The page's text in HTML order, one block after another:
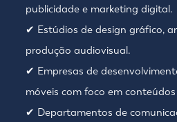
publicidade e marketing digital.
✔ Estúdios de design gráfico,
produção audiovisual.
✔ Empresas de
móveis com foco em
✔ Departamentos de